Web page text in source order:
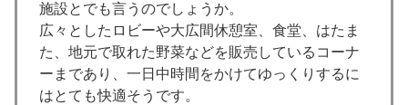
施設とでも言うのでしょうか。
広々としたロビーや大広間休憩室、食堂、はたま
た、地元で取れた野菜などを販売しているコーナ
ーまであり、一日中時間をかけてゆっくりするに
はとても快適そうです。